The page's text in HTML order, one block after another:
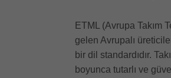
ETML (Avrupa Takım
gelen Avrupalı
bir dil standardıdır.
boyunca tutarlı ve